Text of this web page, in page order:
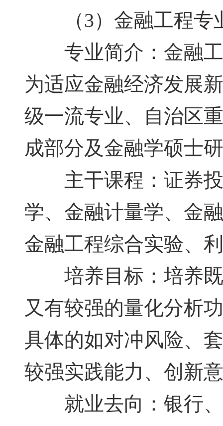
（3）金融工程专
专业简介：金融工
为适应金融经济发展
级一流专业、自治区
成部分及金融学硕士
主干课程：证券投
学、金融计量学、金
金融工程综合实验、
培养目标：培养既
又有较强的量化分析
具体的如对冲风险、
较强实践能力、创新
就业去向：银行、